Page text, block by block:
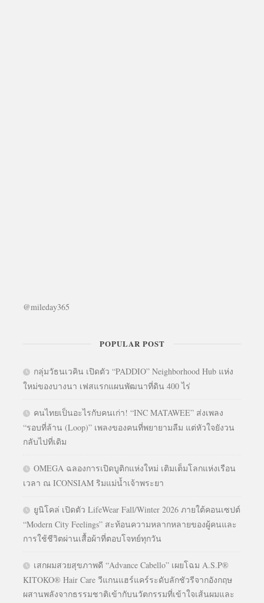
@mileday365
POPULAR POST
กลุ่มวัธนเวคิน เปิดตัว “PADDIO” Neighborhood Hub แห่ง
ใหม่ของบางนา เฟสแรกแผนพัฒนาที่ดิน 400 ไร่
คนไทยเป็นอะไรกับคนเก่า! “INC MATAWEE” ส่งเพลง
“รอบที่ล้าน (Loop)” เพลงของคนที่พยายามลืม แต่หัวใจยังวน
กลับไปที่เดิม
OMEGA ฉลองการเปิดบูติกแห่งใหม่ เติมเต็มโลกแห่งเรือน
เวลา ณ ICONSIAM ริมแม่น้ำเจ้าพระยา
ยูนิโคล่ เปิดตัว LifeWear Fall/Winter 2026 ภายใต้คอนเซปต์
“Modern City Feelings” สะท้อนความหลากหลายของผู้คนและ
การใช้ชีวิตผ่านเสื้อผ้าที่ตอบโจทย์ทุกวัน
เสกผมสวยสุขภาพดี “Advance Cabello” เผยโฉม A.S.P®
KITOKO® Hair Care วีแกนแฮร์แคร์ระดับลักชัวรีจากอังกฤษ
ผสานพลังจากธรรมชาติเข้ากับนวัตกรรมที่เข้าใจเส้นผมและ